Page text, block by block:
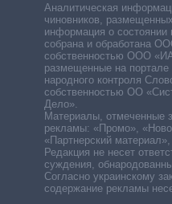
Аналитическая
чиновников,
информация о состоянии
собрана и обработана
собственностью ООО
размещенные на
народного контроля
собственностью ОО
Дело».
Материалы, отмеченные
рекламы: «Промо»,
«Партнерский
Редакция не несет
суждения,
Согласно украинскому
содержание рекламы